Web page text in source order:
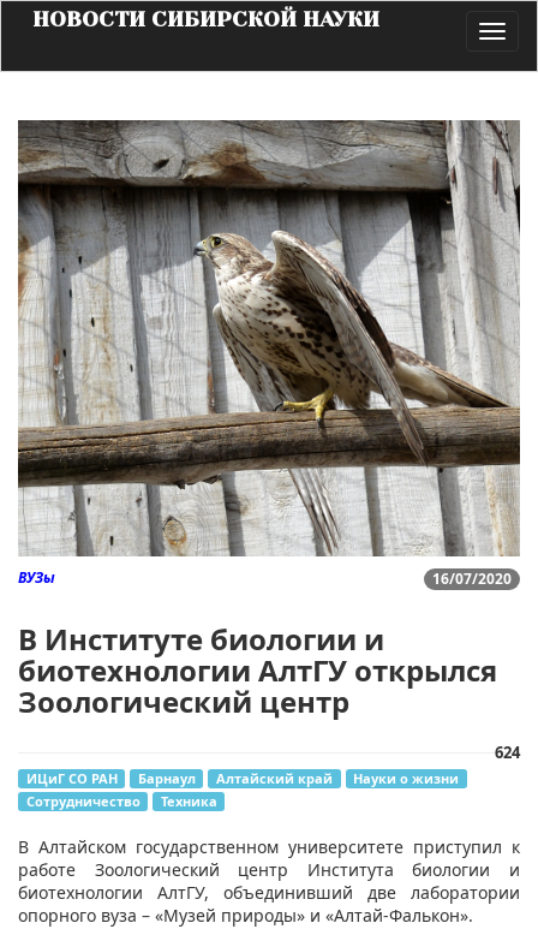
НОВОСТИ СИБИРСКОЙ НАУКИ
16/07/2020
ВУЗы
В Институте биологии и
биотехнологии АлтГУ открылся
Зоологический центр
624
ИЦиГ СО РАН Барнаул Алтайский край
Науки о жизни
Сотрудничество
Техника
В Алтайском государственном университете приступил к
работе Зоологический центр Института биологии и
биотехнологии АлтГУ, объединивший две лаборатории
опорного вуза – «Музей природы» и «Алтай-Фалькон».